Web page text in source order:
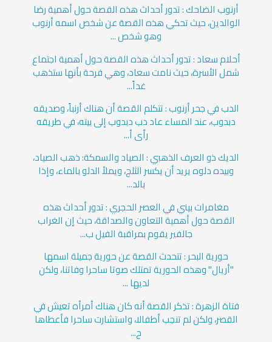
أرنوب الضاحك : تدور أحداث هذه القصة حول أهمية رضا
الوالدين، حيث تحكي هذه القصة عن شخص اسمه أرنوب
وهو شخص ...
أحلام سعاد : تدور أحداث هذه القصة حول أهمية اجتماع
شمل الأسرة، حيث نامت سعاد، وهي فرحة بأنها ستذهب
غداً...
الدب في جحر أرنوب : تتكلم القصة أن هناك أرنباً، وصديقه
دبدوب، عند المساء عاد دب دبدوب إلى بيته، في طريقه
رأى أ...
الديك ذو العرف الذهبي : الصياد والسمكة: ذهب الصياد،
وبيده دلوه يريد أن يكسر الثلج، ويملأ الدلو بالماء، وإذا
بالد...
مغامرات بيني في العصر الحجري : تدور أحداث هذه
القصة حول أهمية التعاون والصداقة، حيث إن الغراب
جالفير يقوم بمراقبة الفيل ب...
حورية البحر : تتحدث القصة عن حورية جميلة اسمها
"أريال" وهذه الحورية تمتلك صوتا ساحرا وفاتنا، ولكن
لديها ...
فتاة الزهرة : تذكر القصة أنه كان هناك أمرأه تعيش في
القصر، ولكن لم تنجب أطفالا، واستشارت ساحرا فأعطاها
ح...